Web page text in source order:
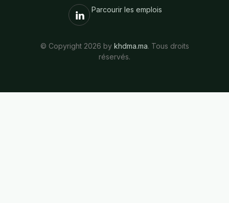
Parcourir les emplois
© Copyright 2026 by khdma.ma. Tous droits
réservés.